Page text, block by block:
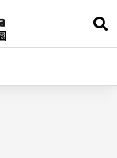
展